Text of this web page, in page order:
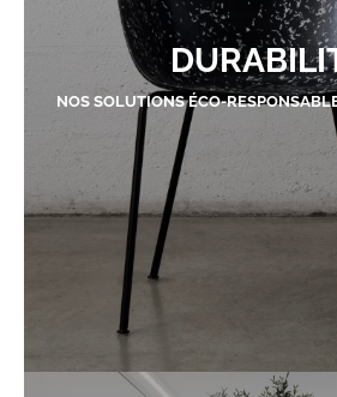
NOS SOLUTIONS ÉCO-